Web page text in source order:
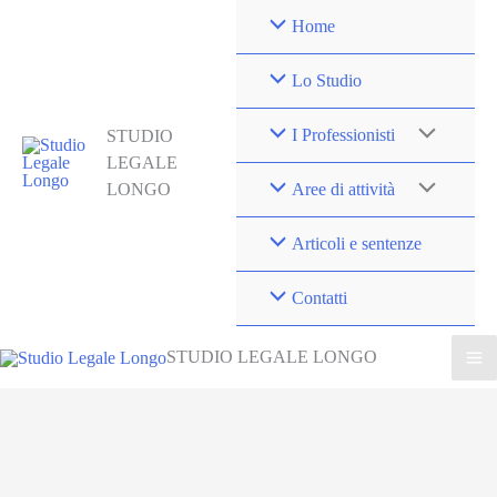
STUDIO
LEGALE
LONGO
Home
Lo Studio
I Professionisti
Aree di attività
Articoli e sentenze
Contatti
STUDIO LEGALE LONGO